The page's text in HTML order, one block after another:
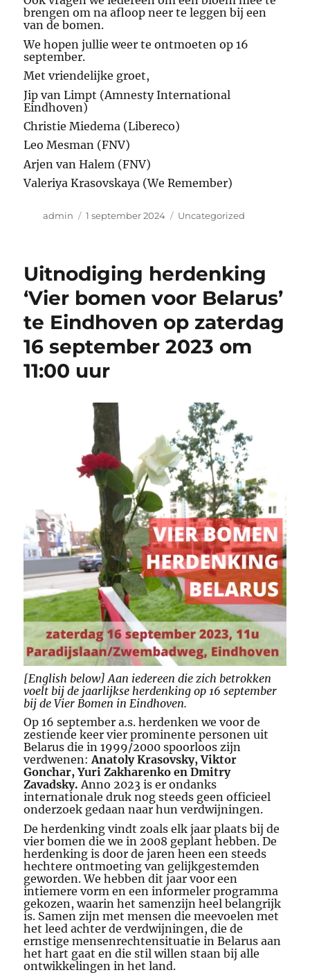
brengen om na afloop neer te leggen bij een
van de bomen.
We hopen jullie weer te ontmoeten op 16
september.
Met vriendelijke groet,
Jip van Limpt (Amnesty International
Eindhoven)
Christie Miedema (Libereco)
Leo Mesman (FNV)
Arjen van Halem (FNV)
Valeriya Krasovskaya (We Remember)
Auteur
admin
Geplaatst
1 september 2024 Categorieën
Uncategorized
Uitnodiging herdenking
‘Vier bomen voor Belarus’
te Eindhoven op zaterdag
16 september 2023 om
11:00 uur
[English below] Aan iedereen die zich betrokken
voelt bij de jaarlijkse herdenking op 16 september
bij de Vier Bomen in Eindhoven.
Op 16 september a.s. herdenken we voor de
zestiende keer vier prominente personen uit
Belarus die in 1999/2000 spoorloos zijn
verdwenen: Anatoly Krasovsky, Viktor
Gonchar, Yuri Zakharenko en Dmitry
Zavadsky. Anno 2023 is er ondanks
internationale druk nog steeds geen officieel
onderzoek gedaan naar hun verdwijningen.
De herdenking vindt zoals elk jaar plaats bij de
vier bomen die we in 2008 geplant hebben.De
herdenking is door de jaren heen een steeds
hechtere ontmoeting van gelijkgestemden
geworden. We hebben dit jaar voor een
intiemere vorm en een informeler programma
gekozen, waarin het samenzijn heel belangrijk
is. Samen zijn met mensen die meevoelen met
het leed achter de verdwijningen, die de
ernstige mensenrechtensituatie in Belarus aan
het hart gaat en die stil willen staan bij alle
ontwikkelingen in het land.